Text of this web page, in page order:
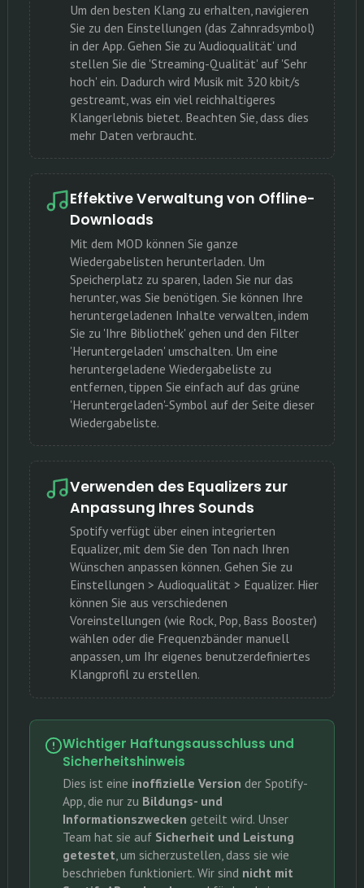
Um den besten Klang zu erhalten, navigieren
Sie zu den Einstellungen (das Zahnradsymbol)
in der App. Gehen Sie zu 'Audioqualität' und
stellen Sie die 'Streaming-Qualität' auf 'Sehr
hoch' ein. Dadurch wird Musik mit 320 kbit/s
gestreamt, was ein viel reichhaltigeres
Klangerlebnis bietet. Beachten Sie, dass dies
mehr Daten verbraucht.
Effektive Verwaltung von Offline-
Downloads
Mit dem MOD können Sie ganze
Wiedergabelisten herunterladen. Um
Speicherplatz zu sparen, laden Sie nur das
herunter, was Sie benötigen. Sie können Ihre
heruntergeladenen Inhalte verwalten, indem
Sie zu 'Ihre Bibliothek' gehen und den Filter
'Heruntergeladen' umschalten. Um eine
heruntergeladene Wiedergabeliste zu
entfernen, tippen Sie einfach auf das grüne
'Heruntergeladen'-Symbol auf der Seite dieser
Wiedergabeliste.
Verwenden des Equalizers zur
Anpassung Ihres Sounds
Spotify verfügt über einen integrierten
Equalizer, mit dem Sie den Ton nach Ihren
Wünschen anpassen können. Gehen Sie zu
Einstellungen > Audioqualität > Equalizer. Hier
können Sie aus verschiedenen
Voreinstellungen (wie Rock, Pop, Bass Booster)
wählen oder die Frequenzbänder manuell
anpassen, um Ihr eigenes benutzerdefiniertes
Klangprofil zu erstellen.
Wichtiger Haftungsausschluss und
Sicherheitshinweis
Dies ist eine inoffizielle Version der Spotify-
App, die nur zu Bildungs- und
Informationszwecken geteilt wird. Unser
Team hat sie auf Sicherheit und Leistung
getestet , um sicherzustellen, dass sie wie
beschrieben funktioniert. Wir sind nicht mit